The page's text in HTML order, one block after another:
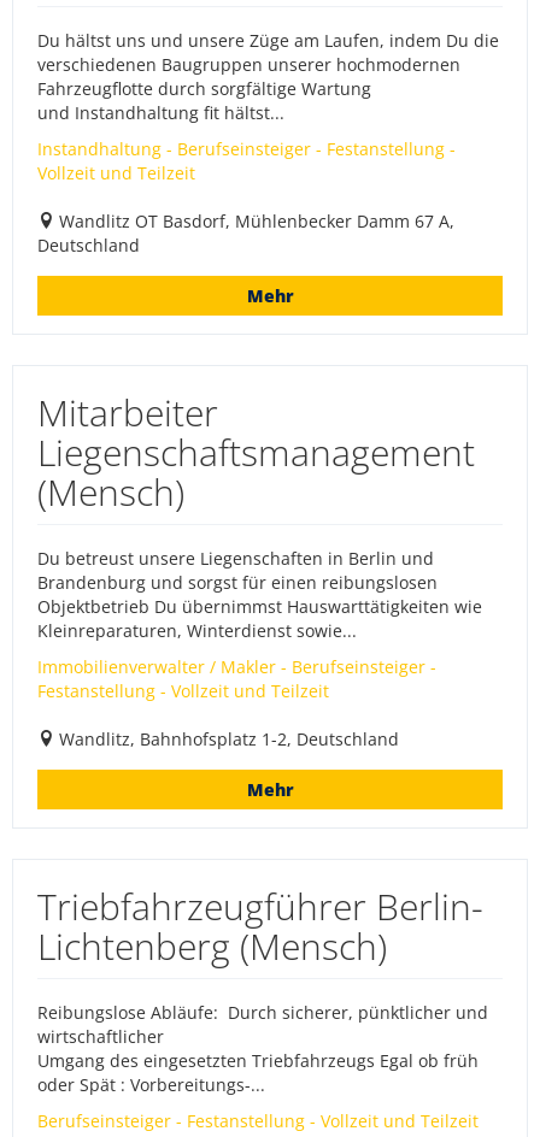
Du hältst uns und unsere Züge am Laufen, indem Du die
verschiedenen Baugruppen unserer hochmodernen
Fahrzeugflotte durch sorgfältige Wartung
und Instandhaltung fit hältst...
Instandhaltung - Berufseinsteiger - Festanstellung -
Vollzeit und Teilzeit
Wandlitz OT Basdorf, Mühlenbecker Damm 67 A,
Deutschland
Mehr
Mitarbeiter
Liegenschaftsmanagement
(Mensch)
Du betreust unsere Liegenschaften in Berlin und
Brandenburg und sorgst für einen reibungslosen
Objektbetrieb Du übernimmst Hauswarttätigkeiten wie
Kleinreparaturen, Winterdienst sowie...
Immobilienverwalter / Makler - Berufseinsteiger -
Festanstellung - Vollzeit und Teilzeit
Wandlitz, Bahnhofsplatz 1-2, Deutschland
Mehr
Triebfahrzeugführer Berlin-
Lichtenberg (Mensch)
Reibungslose Abläufe: Durch sicherer, pünktlicher und
wirtschaftlicher
Umgang des eingesetzten Triebfahrzeugs Egal ob früh
oder Spät : Vorbereitungs-...
Berufseinsteiger - Festanstellung - Vollzeit und Teilzeit